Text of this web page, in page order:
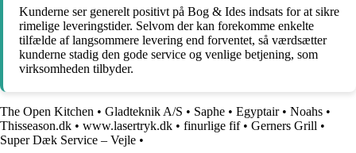
Kunderne ser generelt positivt på Bog & Ides indsats for at sikre
rimelige leveringstider. Selvom der kan forekomme enkelte
tilfælde af langsommere levering end forventet, så værdsætter
kunderne stadig den gode service og venlige betjening, som
virksomheden tilbyder.
The Open Kitchen • Gladteknik A/S • Saphe • Egyptair• Noahs •
Thisseason.dk • www.lasertryk.dk • finurlige fif• Gerners Grill •
Super Dæk Service – Vejle •